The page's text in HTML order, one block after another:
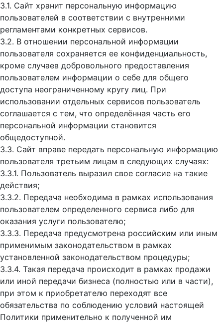
3.1. Сайт хранит персональную информацию
пользователей в соответствии с внутренними
регламентами конкретных сервисов.
3.2. В отношении персональной информации
пользователя сохраняется ее конфиденциальность,
кроме случаев добровольного предоставления
пользователем информации о себе для общего
доступа неограниченному кругу лиц. При
использовании отдельных сервисов пользователь
соглашается с тем, что определённая часть его
персональной информации становится
общедоступной.
3.3. Сайт вправе передать персональную информацию
пользователя третьим лицам в следующих случаях:
3.3.1. Пользователь выразил свое согласие на такие
действия;
3.3.2. Передача необходима в рамках использования
пользователем определенного сервиса либо для
оказания услуги пользователю;
3.3.3. Передача предусмотрена российским или иным
применимым законодательством в рамках
установленной законодательством процедуры;
3.3.4. Такая передача происходит в рамках продажи
или иной передачи бизнеса (полностью или в части),
при этом к приобретателю переходят все
обязательства по соблюдению условий настоящей
Политики применительно к полученной им